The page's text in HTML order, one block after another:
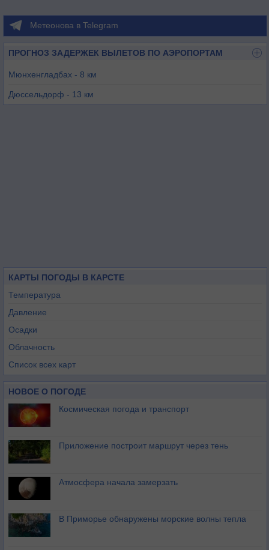
Метеонова в Telegram
ПРОГНОЗ ЗАДЕРЖЕК ВЫЛЕТОВ ПО АЭРОПОРТАМ
Мюнхенгладбах - 8 км
Дюссельдорф - 13 км
КАРТЫ ПОГОДЫ В КАРСТЕ
Температура
Давление
Осадки
Облачность
Список всех карт
НОВОЕ О ПОГОДЕ
Космическая погода и транспорт
Приложение построит маршрут через тень
Атмосфера начала замерзать
В Приморье обнаружены морские волны тепла